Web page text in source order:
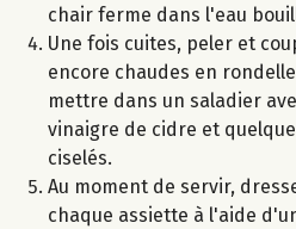
chair ferme dans l'eau
Une fois cuites, peler et
encore chaudes en
mettre dans un saladier
vinaigre de cidre et
ciselés.
Au moment de servir,
chaque assiette à l'aide